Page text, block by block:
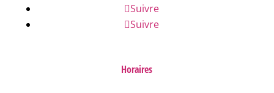
Suivre
Suivre
Horaires